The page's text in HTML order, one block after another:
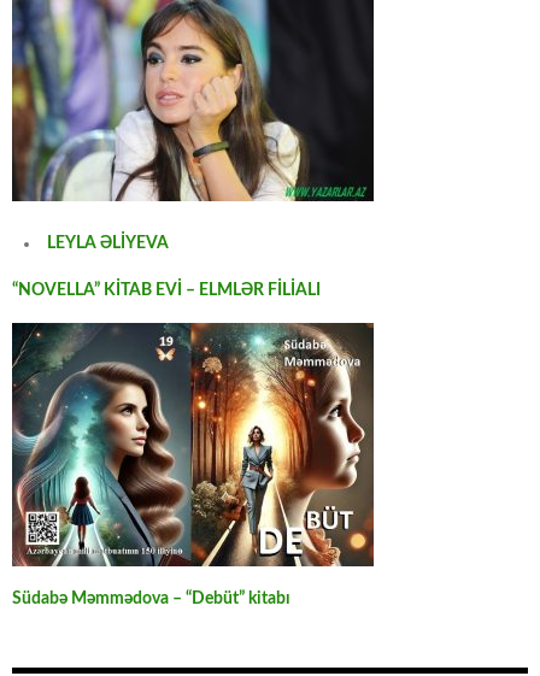
LEYLA ƏLİYEVA
“NOVELLA” KİTAB EVİ – ELMLƏR FİLİALI
Südabə Məmmədova – “Debüt” kitabı